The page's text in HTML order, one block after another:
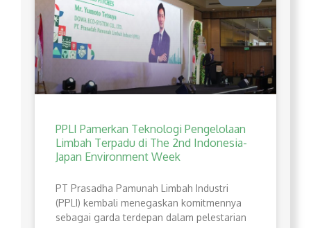
PPLI Pamerkan Teknologi Pengelolaan
Limbah Terpadu di The 2nd Indonesia-
Japan Environment Week
PT Prasadha Pamunah Limbah Industri
(PPLI) kembali menegaskan komitmennya
sebagai garda terdepan dalam pelestarian